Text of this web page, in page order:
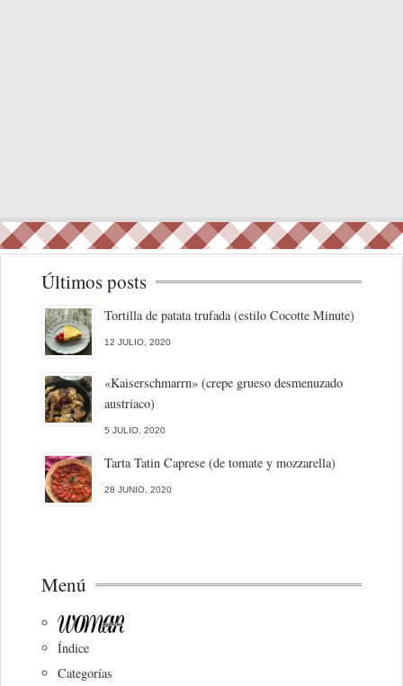
Últimos posts
Tortilla de patata trufada (estilo Cocotte Minute)
12 JULIO, 2020
«Kaiserschmarrn» (crepe grueso desmenuzado
austriaco)
5 JULIO, 2020
Tarta Tatin Caprese (de tomate y mozzarella)
28 JUNIO, 2020
Menú
Índice
Categorías